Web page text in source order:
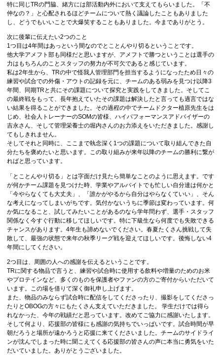
特に同じTRの門脇、緒方には部活動内外において支えてもらいました。「不
仲なの？」と心配されるほどチームについて熱く議論したこともありました
し、どうでもいいことで大爆笑することもありました。今までありがとう。
次に後輩に伝えたい2つのこと
1つ目は4年間はあっという間なのでとことんやり切るということです。
他大学アメフト部も同様だと思いますが、アメフトで勝つということは選手の
力はもちろんのことスタッフの努力が不可欠であると感じています。
私は2年生から、TRの中で怪我人管理部門を担当するようになったため日々の
練習や試合での外傷・アウトの記録を元に、チームのある弱みを見つけ以降3
年間、同期TRと共にその課題について探究と実践をしてきました。そしてこ
の最終戦をもって、長年抱えていたその課題は解決したと言っても過言ではな
い結果を得ることができました。その過程の中でチームドクター植原先生をは
じめ、社会人トレーナーのSOMの皆様、ハイパフォーマンスアドバイザーの
吉永さん、そして管理栄養士の堀内さんのお力添えをいただきました。感謝し
てもしきれません。
そしてそれと同時に、ここまで執念深く1つの課題について取り組んできた自
分たちを褒めたいと思います。この取り組みが来年以降のチームの勝利に繋が
ればと思っています。
「とことんやり切る」とは字面だけ見たら簡単なことのように思えます。です
が何かチーム課題を見つけた時、学業やアルバイトでも忙しい自分達は何かと
「今やらなくても大丈夫」、「誰かがやるから自分はやらなくていい」、そん
な考えになってしまいがちです。気付かないうちに季節は変わっています。何
か気になること、試してみたいことがあるのなら学年問わず、選手・スタッフ
関係なく今すぐ行動に移してほしいです。特に下級生なら何度でも失敗できる
チャンスがあります。4年生も諦めないでください。春夏たくさん挑戦して失
敗して、最強の状態で来年の秋季リーグ戦を迎えてほしいです。後悔しない4
年間にしてください。
2つ目は、周囲の人への感謝を伝えるということです。
TRに関する物品で言うと、練習や試合時に使用する飲料や増量のためのお米
やプロテインなど、多くのものを保護者やファンの方のご寄付からいただいて
います。この場を借りて深く御礼申し上げます。
また、物品のみならず試合時に配信をしてくださったり、撮影をしてくださっ
たりとOBOGの方々にもたくさん支えていただきました。 学生だけでは得ら
れなかった、今年の戦績だと思っています。改めてご協力に感謝いたします。
そして何より、応援部の皆様にも感謝の気持ちでいっぱいです。試合時間が早
朝だろうと場所が遠かろうと応援に来てくださいました。チームのサイドライ
ンが沈んでしまった時に聞こえてくる応援部の皆さんの声に本当に勇気をいた
だいていました。ありがとうございました。